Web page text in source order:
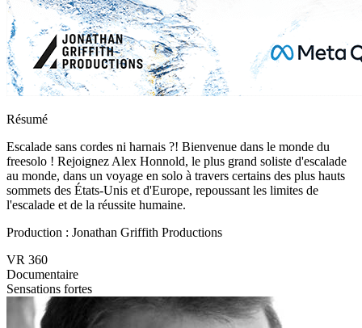
Résumé
Escalade sans cordes ni harnais ?! Bienvenue dans le monde du
freesolo ! Rejoignez Alex Honnold, le plus grand soliste d'escalade
au monde, dans un voyage en solo à travers certains des plus hauts
sommets des États-Unis et d'Europe, repoussant les limites de
l'escalade et de la réussite humaine.
Production : Jonathan Griffith Productions
VR 360
Documentaire
Sensations fortes